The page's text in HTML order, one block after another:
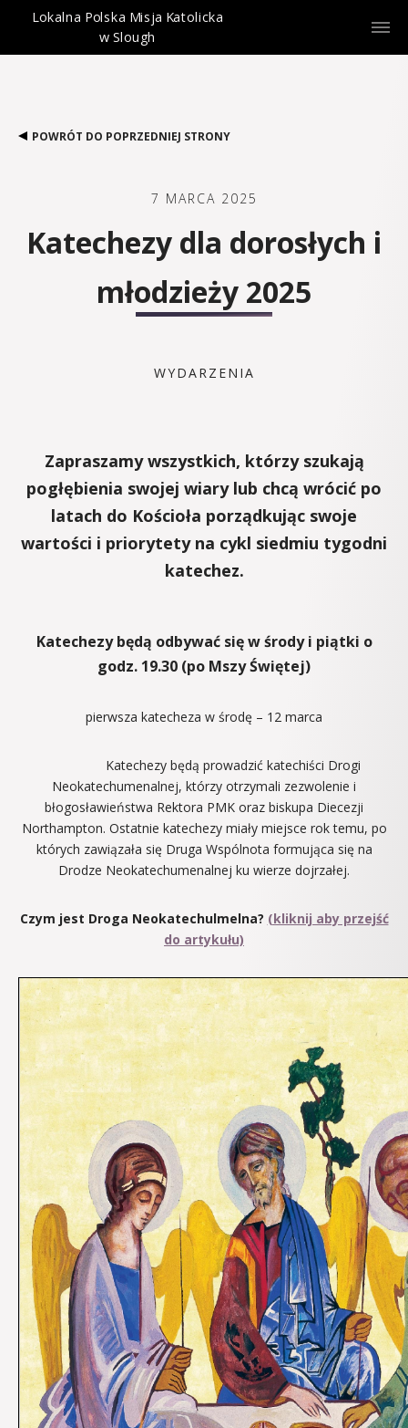
Lokalna Polska Misja Katolicka
w Slough
POWRÓT DO POPRZEDNIEJ STRONY
7 MARCA 2025
Katechezy dla dorosłych i
młodzieży 2025
WYDARZENIA
Zapraszamy wszystkich, którzy szukają
pogłębienia swojej wiary lub chcą wrócić po
latach do Kościoła porządkując swoje
wartości i priorytety na cykl siedmiu tygodni
katechez.
Katechezy będą odbywać się w środy i piątki o
godz. 19.30 (po Mszy Świętej)
pierwsza katecheza w środę – 12 marca
Katechezy będą prowadzić katechiści Drogi
Neokatechumenalnej, którzy otrzymali zezwolenie i
błogosławieństwa Rektora PMK oraz biskupa Diecezji
Northampton. Ostatnie katechezy miały miejsce rok temu, po
których zawiązała się Druga Wspólnota formująca się na
Drodze Neokatechumenalnej ku wierze dojrzałej.
Czym jest Droga Neokatechulmelna? (kliknij aby przejść
do artykułu)